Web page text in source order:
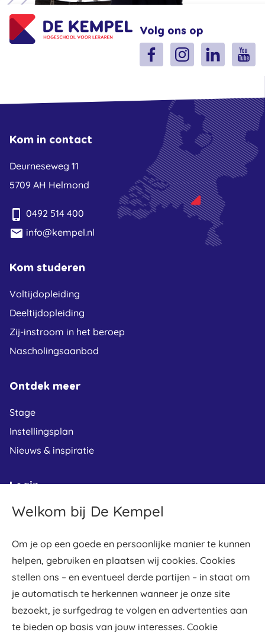
Volg ons op
Kom in contact
Deurneseweg 11
5709 AH Helmond
phone_iphone 0492 514 400
email info@kempel.nl
Kom studeren
Voltijdopleiding
Deeltijdopleiding
Zij-instroom in het beroep
Nascholingsaanbod
Ontdek meer
Stage
Instellingsplan
Nieuws & inspiratie
Login
Leerplein
Osiris docent
Gradework
Webmail
De Kempel werkt samen met
Welkom bij De Kempel
Om je op een goede en persoonlijke manier te kunnen
helpen, gebruiken en plaatsen wij cookies. Cookies
stellen ons – en eventueel derde partijen – in staat om
je automatisch te herkennen wanneer je onze site
bezoekt, je surfgedrag te volgen en advertenties aan
te bieden op basis van jouw interesses. Cookie